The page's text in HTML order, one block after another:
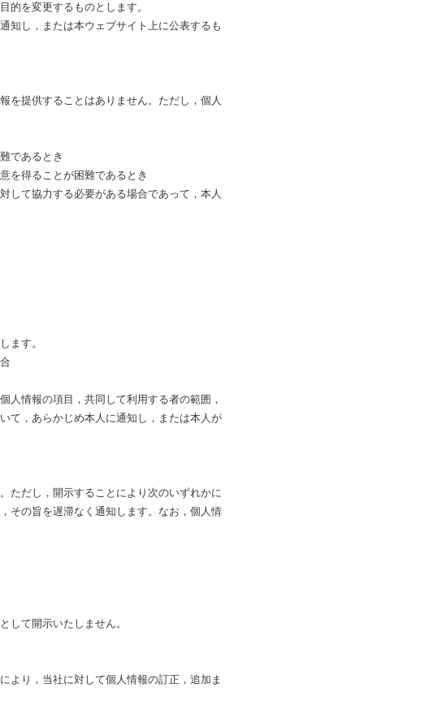
的を変更するものとします。
知し，または本ウェブサイト上に公表するも
を提供することはありません。ただし，個人
であるとき
を得ることが困難であるとき
して協力する必要がある場合であって，本人
ます。
人情報の項目，共同して利用する者の範囲，
て，あらかじめ本人に通知し，または本人が
ただし，開示することにより次のいずれかに
その旨を遅滞なく通知します。なお，個人情
して開示いたしません。
より，当社に対して個人情報の訂正，追加ま